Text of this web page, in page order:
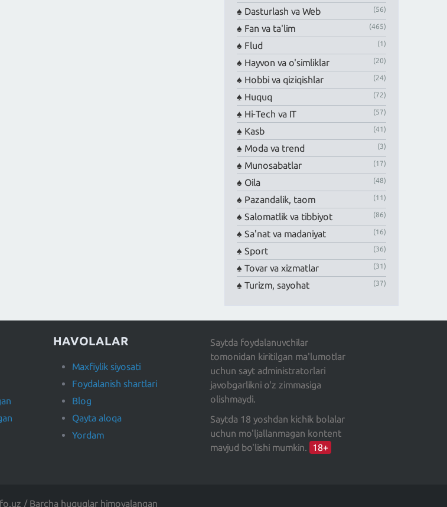
Dasturlash va Web (56)
Fan va ta'lim (465)
Flud (1)
Hayvon va o'simliklar (20)
Hobbi va qiziqishlar (24)
Huquq (72)
Hi-Tech va IT (57)
Kasb (41)
Moda va trend (3)
Munosabatlar (17)
Oila (48)
Pazandalik, taom (11)
Salomatlik va tibbiyot (86)
Sa'nat va madaniyat (16)
Sport (36)
Tovar va xizmatlar (31)
Turizm, sayohat (37)
HAVOLALAR
Maxfiylik siyosati
Foydalanish shartlari
Blog
Qayta aloqa
Yordam
Saytda foydalanuvchilar
tomonidan kiritilgan ma'lumotlar
uchun sayt administratorlari
javobgarlikni o'z zimmasiga
olishmaydi.
Saytda 18 yoshdan kichik bolalar
uchun mo'ljallanmagan kontent
mavjud bo'lishi mumkin.
18+
/ Barcha huquqlar himoyalangan